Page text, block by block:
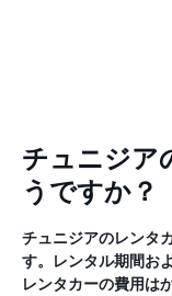
チュニジア
うですか？
チュニジアのレンタ
す。レンタル期間お
レンタカーの費用は